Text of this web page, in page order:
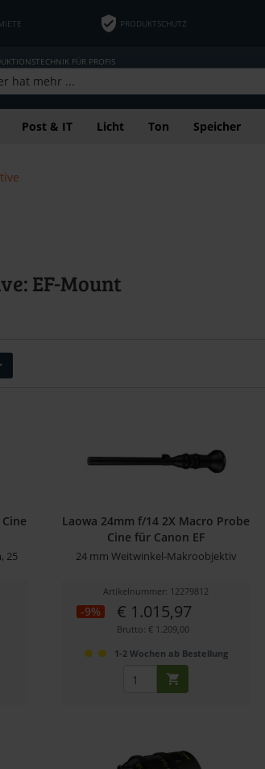
PRODUKTSCHUTZ
FÜR PROFIS
Post & IT Licht Ton Speicher
EF-Mount
25
Laowa 24mm f/14 2X Macro Probe
Cine für Canon EF
24 mm Weitwinkel-Makroobjektiv
Artikelnummer: 12279812
-9% € 1.015,97
Brutto: € 1.209,00
1-2 Wochen ab Bestellung